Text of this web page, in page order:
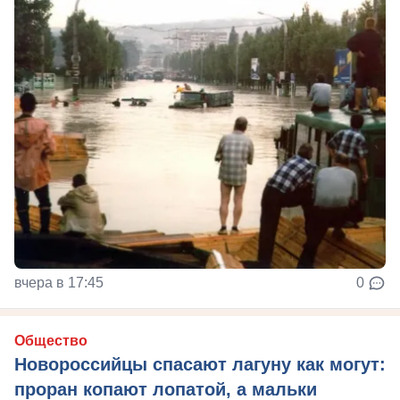
вчера в 17:45 0
Общество
Новороссийцы спасают лагуну как могут:
проран копают лопатой, а мальки